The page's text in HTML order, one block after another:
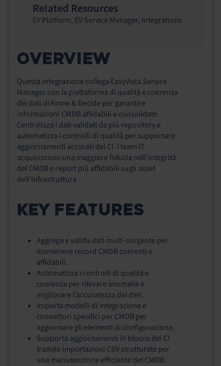
OVERVIEW
Questa integrazione collega EasyVista Service
Manager con la piattaforma di qualità e coerenza
dei dati di Know & Decide per garantire
informazioni CMDB affidabili e consolidate.
Centralizza i dati validati da più repository e
automatizza i controlli di qualità per supportare
aggiornamenti accurati dei CI. I team IT
acquisiscono una maggiore fiducia nell’integrità
del CMDB e report più affidabili sugli asset
dell’infrastruttura
KEY FEATURES
Aggrega e valida dati multi-sorgente per
mantenere record CMDB coerenti e
affidabili.
Automatizza i controlli di qualità e
coerenza per rilevare anomalie e
migliorare l’accuratezza dei dati.
Importa modelli di integrazione e
connettori specifici per CMDB per
aggiornare gli elementi di configurazione.
Supporta aggiornamenti in blocco dei CI
tramite importazioni CSV strutturate per
una manutenzione efficiente del CMDB.
Related Resources
EV Platform, EV Service Manager, Integrations